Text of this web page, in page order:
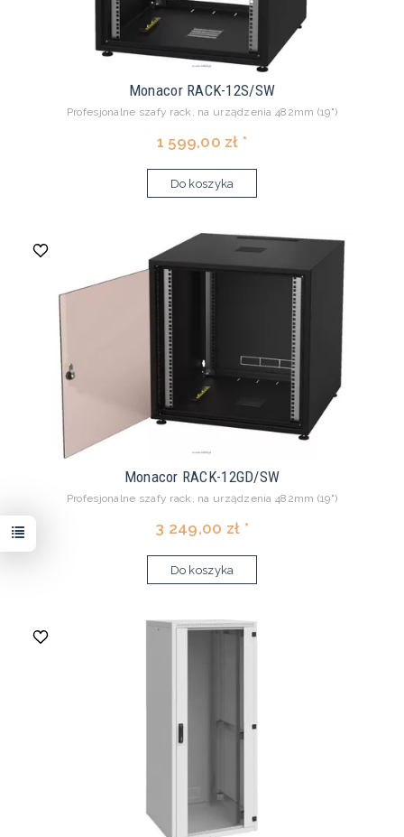
Monacor RACK-12S/SW
Profesjonalne szafy rack, na urządzenia 482mm (19")
1 599,00 zł *
Do koszyka
Monacor RACK-12GD/SW
Profesjonalne szafy rack, na urządzenia 482mm (19")
3 249,00 zł *
Do koszyka